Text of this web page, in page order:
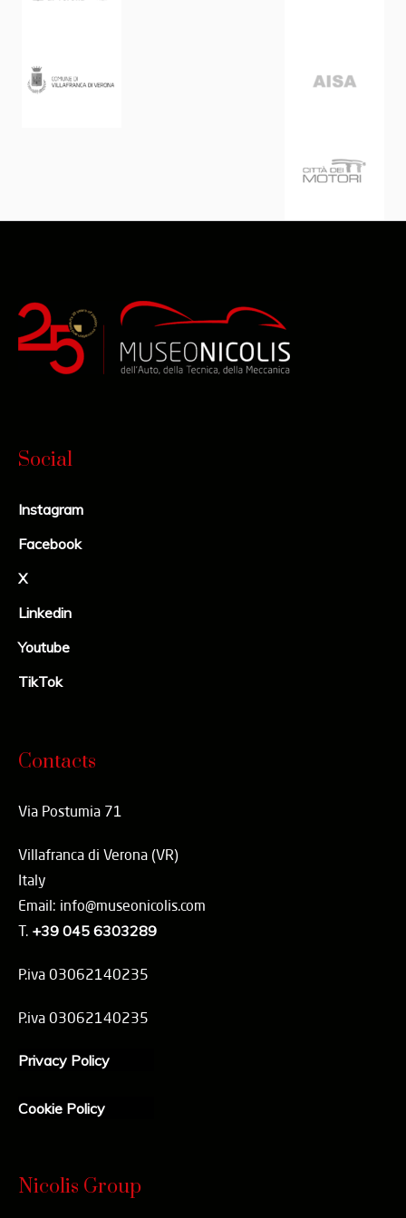
Social
Instagram
Facebook
X
Linkedin
Youtube
TikTok
Contacts
Via Postumia 71
Villafranca di Verona (VR)
Italy
Email: info@museonicolis.com
T. +39 045 6303289
P.iva 03062140235
P.iva 03062140235
Privacy Policy
Cookie Policy
Nicolis Group